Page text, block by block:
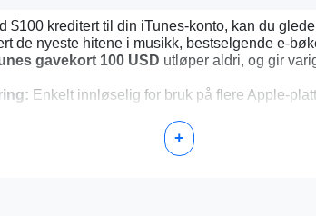
$100 kreditert til din iTunes-konto, kan du
de nyeste hitene i musikk, bestselgende e-
gavekort 100 USD utløper aldri, og gir
Enkelt innløselig for bruk på flere Apple-
+